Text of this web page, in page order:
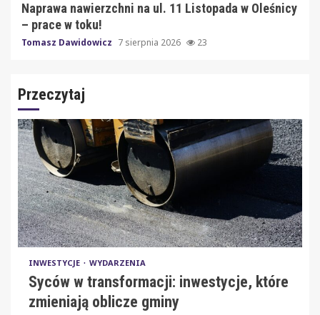
Naprawa nawierzchni na ul. 11 Listopada w Oleśnicy
– prace w toku!
Tomasz Dawidowicz 7 sierpnia 2026 23
Przeczytaj
INWESTYCJE WYDARZENIA
Syców w transformacji: inwestycje, które
zmieniają oblicze gminy